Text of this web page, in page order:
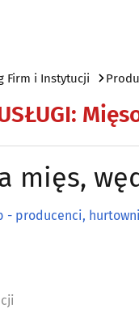
Firm i Instytucji
:
mięs,
- producenci,